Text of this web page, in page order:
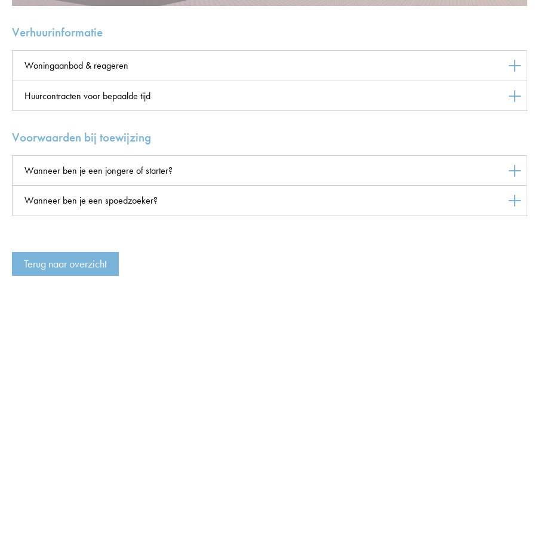
Verhuurinformatie
Woningaanbod & reageren
Huurcontracten voor bepaalde tijd
Voorwaarden bij toewijzing
Wanneer ben je een jongere of starter?
Wanneer ben je een spoedzoeker?
Terug naar overzicht